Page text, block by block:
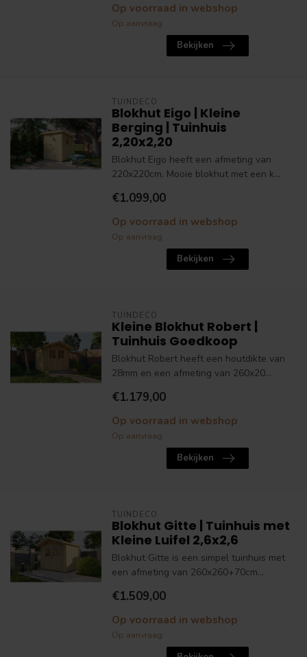
Op voorraad in webshop
Op aanvraag
Bekijken
TUINDECO
Blokhut Eigo | Kleine
Berging | Tuinhuis
2,20x2,20
Blokhut Eigo heeft een afmeting van
220x220cm. Mooie blokhut met een k...
€1.099,00
Op voorraad in webshop
Op aanvraag
Bekijken
TUINDECO
Kleine Blokhut Robert |
Tuinhuis Goedkoop
Blokhut Robert heeft een houtdikte van
28mm en een afmeting van 260x20...
€1.179,00
Op voorraad in webshop
Op aanvraag
Bekijken
TUINDECO
Blokhut Gitte | Tuinhuis met
Kleine Luifel 2,6x2,6
Blokhut Gitte is een simpel tuinhuis met
een afmeting van 260x260+70cm...
€1.509,00
Op voorraad in webshop
Op aanvraag